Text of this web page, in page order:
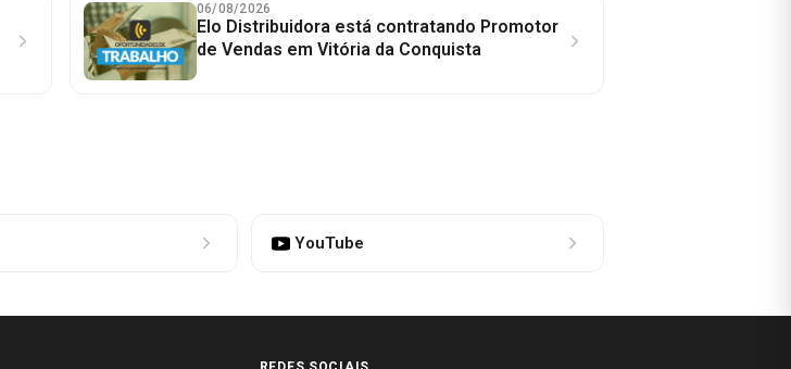
06/08/2026
Elo Distribuidora está contratando Promotor
de Vendas em Vitória da Conquista
YouTube